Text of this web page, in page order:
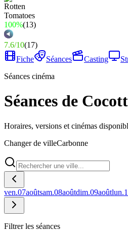
100%(13)
7.6/10(17)
Fiche
Séances Casting
Séances cinéma
Séances de
Horaires, versions et cinémas
Changer de villeCarbonne
ven.07aoûtsam.08aoûtdim.09aoûtlun.
Filtrer les séances